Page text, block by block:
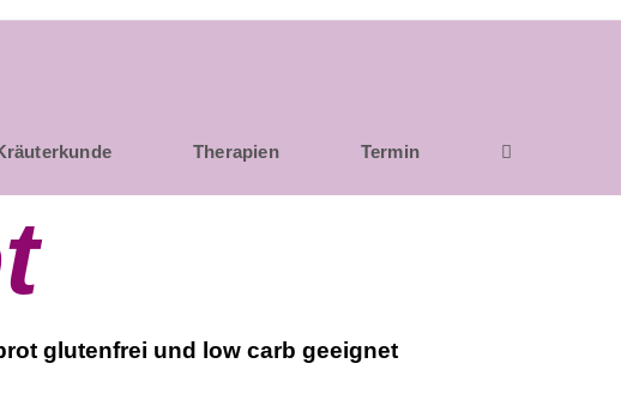
Therapien Termin
glutenfrei und low carb geeignet